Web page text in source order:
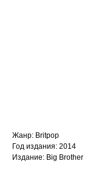
Жанр: Britpop
Год издания: 2014
Издание: Big Brother